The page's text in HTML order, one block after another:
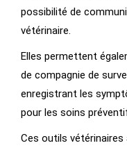
possibilité de
vétérinaire.
Elles permettent
de compagnie de
enregistrant les
pour les soins
Ces outils